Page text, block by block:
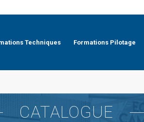
Techniques Formations Pilotage
CATALOGUE